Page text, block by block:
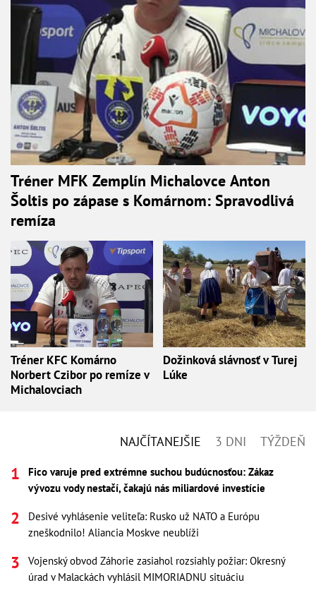
Tréner MFK Zemplín Michalovce Anton
Šoltis po zápase s Komárnom: Spravodlivá
remíza
Tréner KFC Komárno
Norbert Czibor po remíze v
Michalovciach
Dožinková slávnosť v Turej
Lúke
NAJČÍTANEJŠIE 3 DNI TÝŽDEŇ
Fico varuje pred extrémne suchou budúcnosťou: Zákaz
vývozu vody nestačí, čakajú nás miliardové investície
Desivé vyhlásenie veliteľa: Rusko už NATO a Európu
zneškodnilo! Aliancia Moskve neublíži
Vojenský obvod Záhorie zasiahol rozsiahly požiar: Okresný
úrad v Malackách vyhlásil MIMORIADNU situáciu